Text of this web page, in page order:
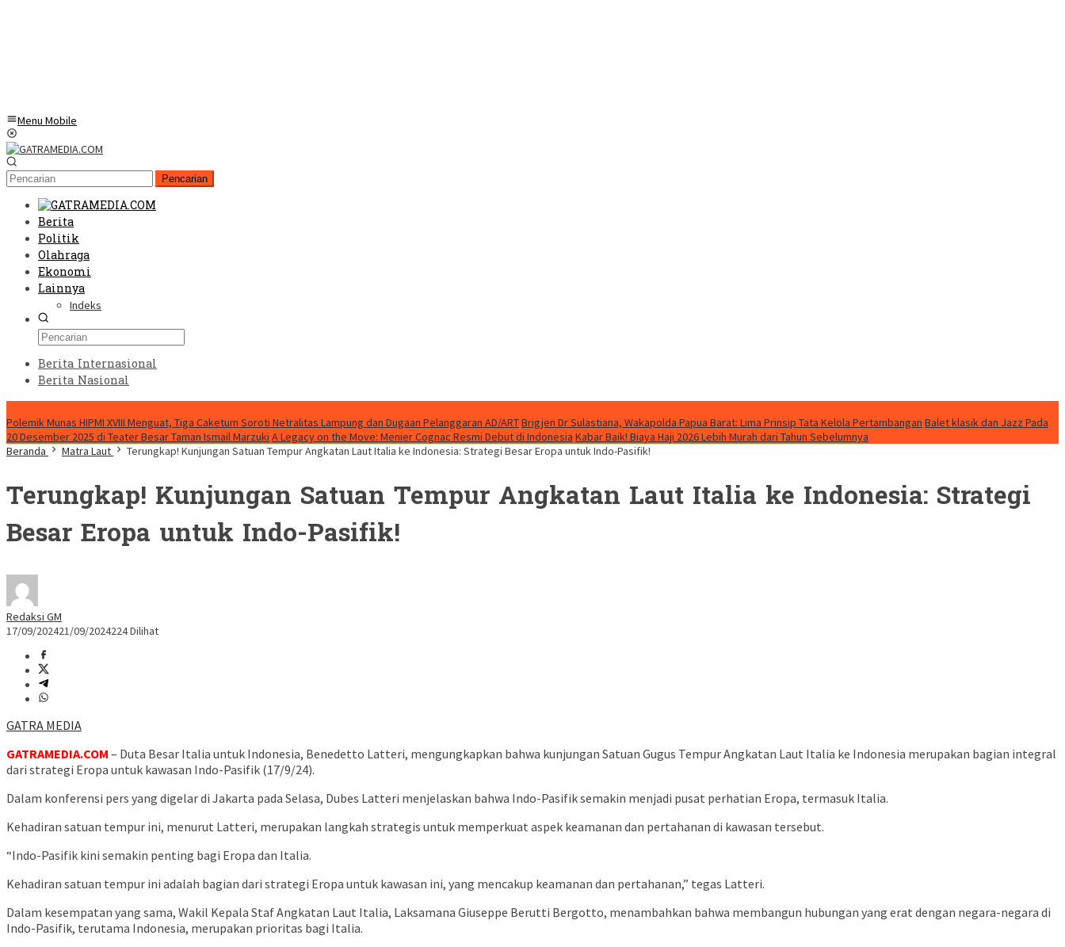
Menu Mobile
Pencarian
Berita
Politik
Olahraga
Ekonomi
Lainnya
Indeks
Berita Internasional
Berita Nasional
Polemik Munas HIPMI XVIII Menguat, Tiga Caketum Soroti Netralitas Lampung dan Dugaan Pelanggaran AD/ARTBrigjen Dr Sulastiana, Wakapolda Papua Barat: Lima Prinsip Tata Kelola Pertambangan Balet klasik dan Jazz Pada
20 Desember 2025 di Teater Besar Taman Ismail Marzuki A Legacy on the Move: Menier Cognac Resmi Debut di Indonesia Kabar Baik! Biaya Haji 2026 Lebih Murah dari Tahun Sebelumnya
Beranda
Matra Laut Terungkap! Kunjungan Satuan Tempur Angkatan Laut Italia ke Indonesia: Strategi Besar Eropa untuk Indo-Pasifik!
Terungkap! Kunjungan Satuan Tempur Angkatan Laut Italia ke Indonesia: Strategi
Besar Eropa untuk Indo-Pasifik!
Redaksi GM
17/09/202421/09/2024224 Dilihat
GATRA MEDIA
GATRAMEDIA.COM – Duta Besar Italia untuk Indonesia, Benedetto Latteri, mengungkapkan bahwa kunjungan Satuan Gugus Tempur Angkatan Laut Italia ke Indonesia merupakan bagian integral
dari strategi Eropa untuk kawasan Indo-Pasifik (17/9/24).
Dalam konferensi pers yang digelar di Jakarta pada Selasa, Dubes Latteri menjelaskan bahwa Indo-Pasifik semakin menjadi pusat perhatian Eropa, termasuk Italia.
Kehadiran satuan tempur ini, menurut Latteri, merupakan langkah strategis untuk memperkuat aspek keamanan dan pertahanan di kawasan tersebut.
“Indo-Pasifik kini semakin penting bagi Eropa dan Italia.
Kehadiran satuan tempur ini adalah bagian dari strategi Eropa untuk kawasan ini, yang mencakup keamanan dan pertahanan,” tegas Latteri.
Dalam kesempatan yang sama, Wakil Kepala Staf Angkatan Laut Italia, Laksamana Giuseppe Berutti Bergotto, menambahkan bahwa membangun hubungan yang erat dengan negara-negara di
Indo-Pasifik, terutama Indonesia, merupakan prioritas bagi Italia.